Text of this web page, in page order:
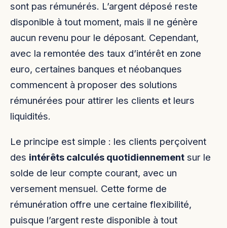
sont pas rémunérés. L’argent déposé reste
disponible à tout moment, mais il ne génère
aucun revenu pour le déposant. Cependant,
avec la remontée des taux d’intérêt en zone
euro, certaines banques et néobanques
commencent à proposer des solutions
rémunérées pour attirer les clients et leurs
liquidités.
Le principe est simple : les clients perçoivent
des intérêts calculés quotidiennement sur le
solde de leur compte courant, avec un
versement mensuel. Cette forme de
rémunération offre une certaine flexibilité,
puisque l’argent reste disponible à tout